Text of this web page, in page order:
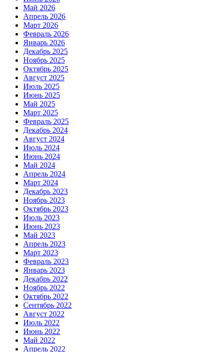
Май 2026
Апрель 2026
Март 2026
Февраль 2026
Январь 2026
Декабрь 2025
Ноябрь 2025
Октябрь 2025
Август 2025
Июль 2025
Июнь 2025
Май 2025
Март 2025
Февраль 2025
Декабрь 2024
Август 2024
Июль 2024
Июнь 2024
Май 2024
Апрель 2024
Март 2024
Декабрь 2023
Ноябрь 2023
Октябрь 2023
Июль 2023
Июнь 2023
Май 2023
Апрель 2023
Март 2023
Февраль 2023
Январь 2023
Декабрь 2022
Ноябрь 2022
Октябрь 2022
Сентябрь 2022
Август 2022
Июль 2022
Июнь 2022
Май 2022
Апрель 2022